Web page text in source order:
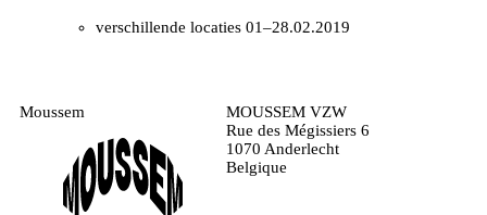
verschillende locaties 01–28.02.2019
Moussem
MOUSSEM VZW
Rue des Mégissiers 6
1070 Anderlecht
Belgique